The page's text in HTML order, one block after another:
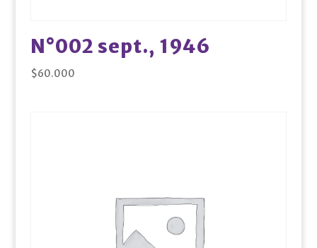
N°002 sept., 1946
$60.000